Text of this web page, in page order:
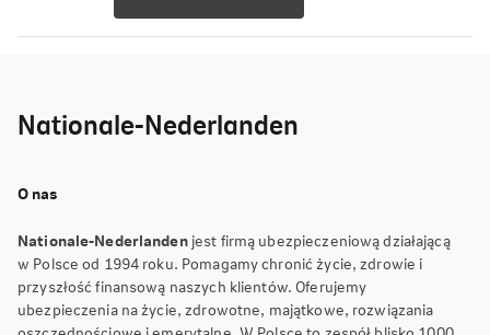
Nationale-Nederlanden
O nas
Nationale-Nederlanden jest firmą ubezpieczeniową działającą
w Polsce od 1994 roku. Pomagamy chronić życie, zdrowie i
przyszłość finansową naszych klientów. Oferujemy
ubezpieczenia na życie, zdrowotne, majątkowe, rozwiązania